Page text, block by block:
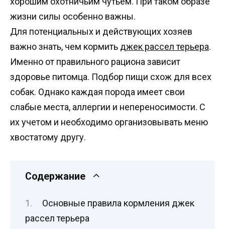
жизни силы особенно важны.
Для потенциальных и действующих хозяев
важно знать, чем кормить джек рассел терьера.
Именно от правильного рациона зависит
здоровье питомца. Подбор пищи схож для всех
собак. Однако каждая порода имеет свои
слабые места, аллергии и непереносимости. С
их учетом и необходимо организовывать меню
хвостатому другу.
Содержание
Основные правила кормления джек
рассел терьера